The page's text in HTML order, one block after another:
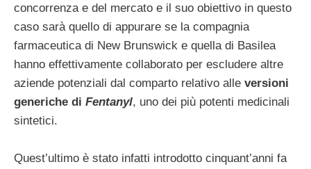
concorrenza e del mercato e il suo obiettivo in questo
caso sarà quello di appurare se la compagnia
farmaceutica di New Brunswick e quella di Basilea
hanno effettivamente collaborato per escludere altre
aziende potenziali dal comparto relativo alle versioni
generiche di Fentanyl, uno dei più potenti medicinali
sintetici.
Quest’ultimo è stato infatti introdotto cinquant’anni fa